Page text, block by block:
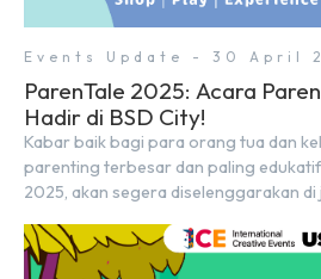
Events Update - 30 April
ParenTale 2025: Acara
Hadir di BSD City!
Kabar baik bagi para orang tua dan
parenting terbesar dan paling
2025, akan segera diselenggarakan
acara ini akan berlangsung selama
hingga 4 Mei 2025. Diselenggarakan